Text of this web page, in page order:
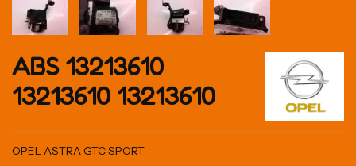
ABS 13213610
13213610 13213610
OPEL ASTRA GTC SPORT